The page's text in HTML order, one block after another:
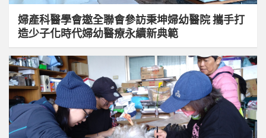
婦產科醫學會邀全聯會參訪秉坤婦幼醫院 攜手打
造少子化時代婦幼醫療永續新典範